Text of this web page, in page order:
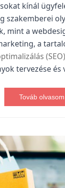
kínál
szakemberei
mint a
a
(SEO)
tervezése és
Továb olvasom